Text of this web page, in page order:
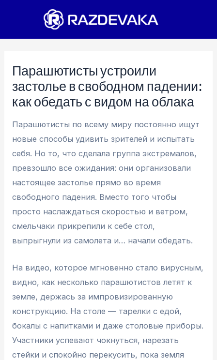
Парашютисты устроили
застолье в свободном падении:
как обедать с видом на облака
Парашютисты по всему миру постоянно ищут
новые способы удивить зрителей и испытать
себя. Но то, что сделала группа экстремалов,
превзошло все ожидания: они организовали
настоящее застолье прямо во время
свободного падения. Вместо того чтобы
просто наслаждаться скоростью и ветром,
смельчаки прикрепили к себе стол,
выпрыгнули из самолета и… начали обедать.
На видео, которое мгновенно стало вирусным,
видно, как несколько парашютистов летят к
земле, держась за импровизированную
конструкцию. На столе — тарелки с едой,
бокалы с напитками и даже столовые приборы.
Участники успевают чокнуться, нарезать
стейки и спокойно перекусить, пока земля